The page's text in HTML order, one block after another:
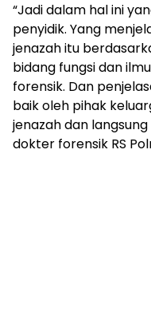
“Jadi dalam hal ini
penyidik. Yang
jenazah itu
bidang fungsi dan
forensik. Dan
baik oleh pihak
jenazah dan
dokter forensik RS